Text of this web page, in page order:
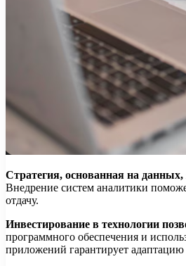
Стратегия, основанная на
Внедрение систем аналитики
отдачу.
Инвестирование в технологии
программного обеспечения и
приложений гарантирует